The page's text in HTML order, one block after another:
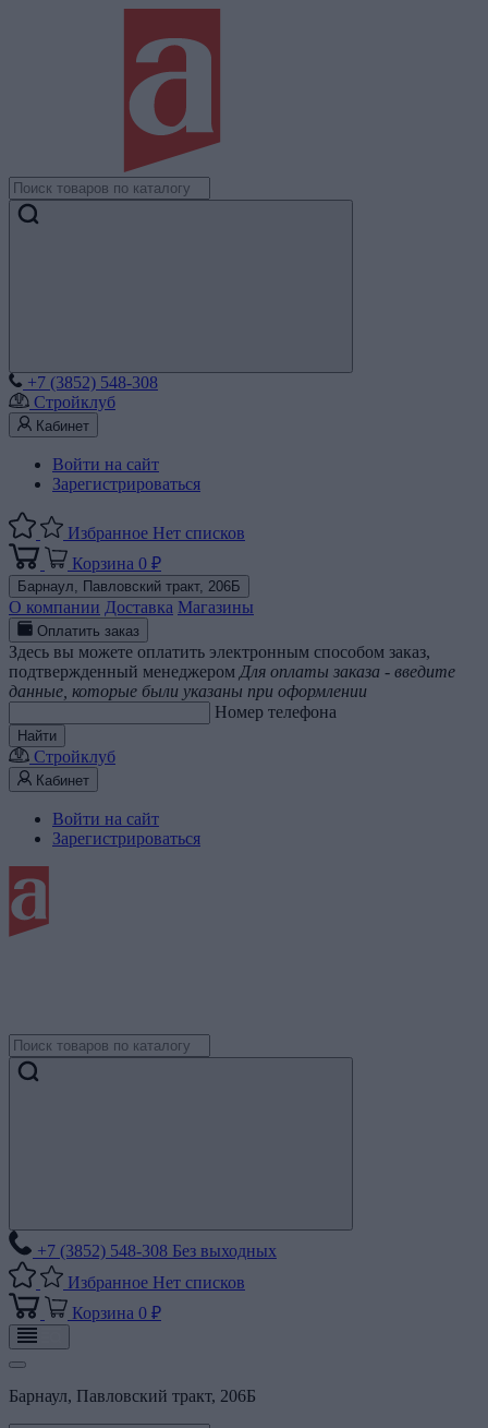
+7 (3852) 548-308
Стройклуб
Кабинет
Войти на сайт
Зарегистрироваться
Избранное Нет списков
Корзина 0 ₽
Барнаул, Павловский тракт, 206Б
О компании Доставка Магазины
Оплатить заказ
Здесь вы можете оплатить электронным способом заказ,
подтвержденный менеджером Для оплаты заказа - введите
данные, которые были указаны при оформлении
Номер телефона
Найти
Стройклуб
Кабинет
Войти на сайт
Зарегистрироваться
+7 (3852) 548-308 Без выходных
Избранное Нет списков
Корзина 0 ₽
Барнаул, Павловский тракт, 206Б